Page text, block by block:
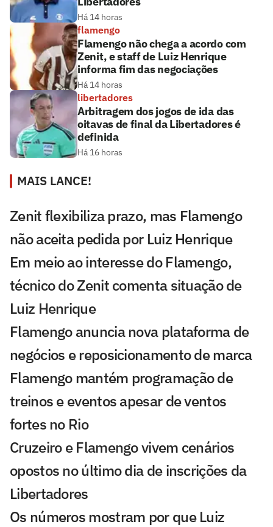
Há 14 horas
flamengo
Flamengo não chega a acordo com
Zenit, e staff de Luiz Henrique
informa fim das negociações
Há 14 horas
libertadores
Arbitragem dos jogos de ida das
oitavas de final da Libertadores é
definida
Há 16 horas
MAIS LANCE!
Zenit flexibiliza prazo, mas Flamengo
não aceita pedida por Luiz Henrique
Em meio ao interesse do Flamengo,
técnico do Zenit comenta situação de
Luiz Henrique
Flamengo anuncia nova plataforma de
negócios e reposicionamento de marca
Flamengo mantém programação de
treinos e eventos apesar de ventos
fortes no Rio
Cruzeiro e Flamengo vivem cenários
opostos no último dia de inscrições da
Libertadores
Os números mostram por que Luiz